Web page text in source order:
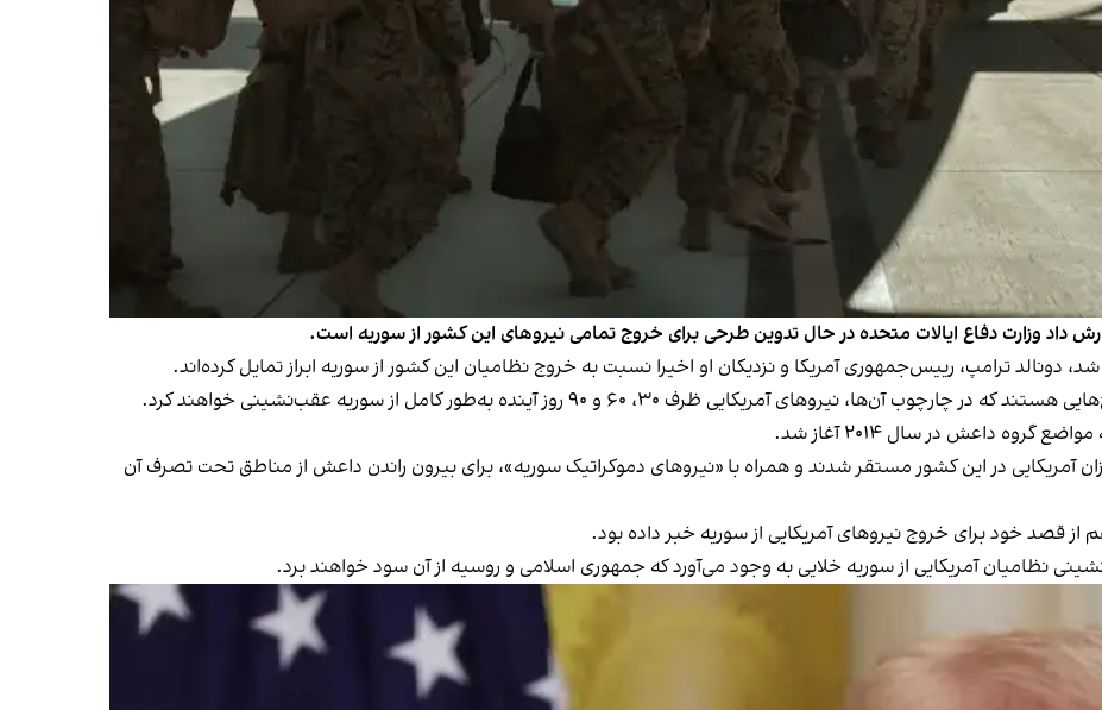
داد وزارت دفاع ایالات متحده در حال تدوین طرحی برای خروج تمامی نیروهای این کشور از سوریه است.
آمریکایی ظرف ۳۰، ۶۰ و ۹۰ روز آینده به‌طور کامل از سوریه عقب‌نشینی خواهند کرد.
داعش در سال ۲۰۱۴ آغاز شد.
آمریکایی در این کشور مستقر شدند و همراه با «نیروهای دموکراتیک سوریه»، برای بیرون راندن داعش از مناطق تحت تصرف آن
نظامیان آمریکایی از سوریه خلایی به وجود می‌آورد که جمهوری اسلامی و روسیه از آن سود خواهند برد.